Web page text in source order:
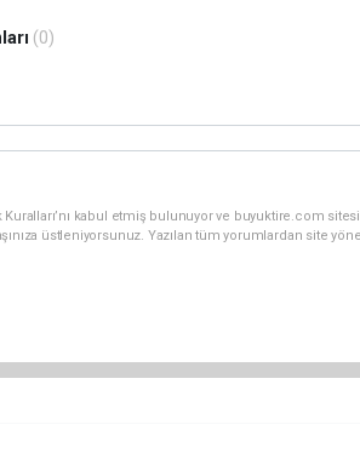
(0)
kabul etmiş bulunuyor ve buyuktire.com
üstleniyorsunuz. Yazılan tüm yorumlardan site